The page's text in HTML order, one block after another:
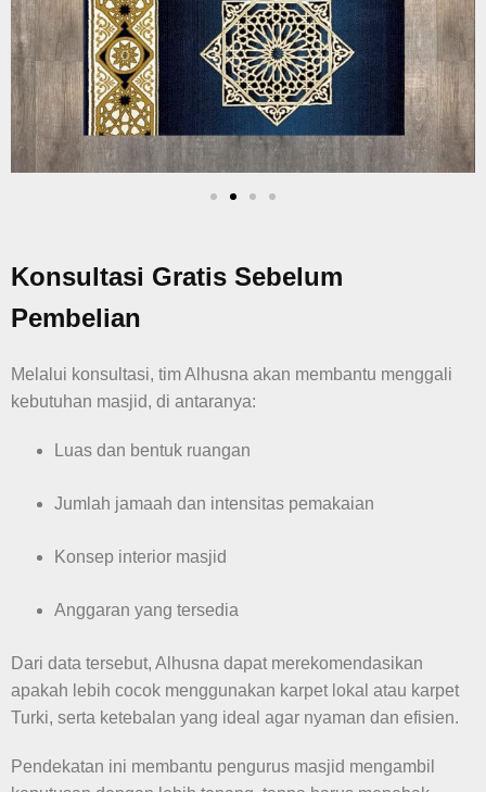
Konsultasi Gratis Sebelum
Pembelian
Melalui konsultasi, tim Alhusna akan membantu menggali
kebutuhan masjid, di antaranya:
Luas dan bentuk ruangan
Jumlah jamaah dan intensitas pemakaian
Konsep interior masjid
Anggaran yang tersedia
Dari data tersebut, Alhusna dapat merekomendasikan
apakah lebih cocok menggunakan karpet lokal atau karpet
Turki, serta ketebalan yang ideal agar nyaman dan efisien.
Pendekatan ini membantu pengurus masjid mengambil